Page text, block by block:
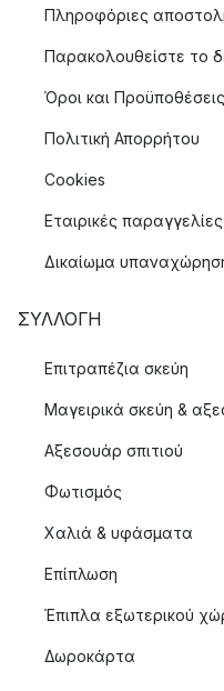
Πληροφόριες
Παρακολουθείστε το
Όροι και Προϋποθέσεις
Πολιτική Απορρήτου
Cookies
Εταιρικές
Δικαίωμα
ΣΥΛΛΟΓΉ
Επιτραπέζια σκεύη
Μαγειρικά σκεύη &
Αξεσουάρ σπιτιού
Φωτισμός
Χαλιά & υφάσματα
Επίπλωση
Έπιπλα εξωτερικού
Δωροκάρτα